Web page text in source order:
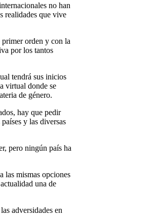
no han
realidades que vive
orden y con la
por los tantos
tendrá sus inicios
virtual donde se
de género.
hay que pedir
y las diversas
pero ningún país ha
las mismas opciones
una de
adversidades en